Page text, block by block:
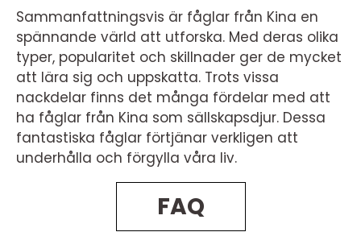
Sammanfattningsvis är fåglar från Kina en
spännande värld att utforska. Med deras olika
typer, popularitet och skillnader ger de mycket
att lära sig och uppskatta. Trots vissa
nackdelar finns det många fördelar med att
ha fåglar från Kina som sällskapsdjur. Dessa
fantastiska fåglar förtjänar verkligen att
underhålla och förgylla våra liv.
FAQ